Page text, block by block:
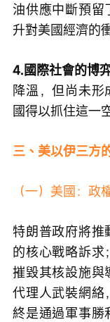
油供應中斷預留
升對美國經濟的
4.國際社會的博弈
降溫，但尚未形
國得以抓住這一
三、美以伊三方
（一）美國：
特朗普政府將推
的核心戰略訴求
摧毀其核設施與
代理人武裝網絡
終是通過軍事勝